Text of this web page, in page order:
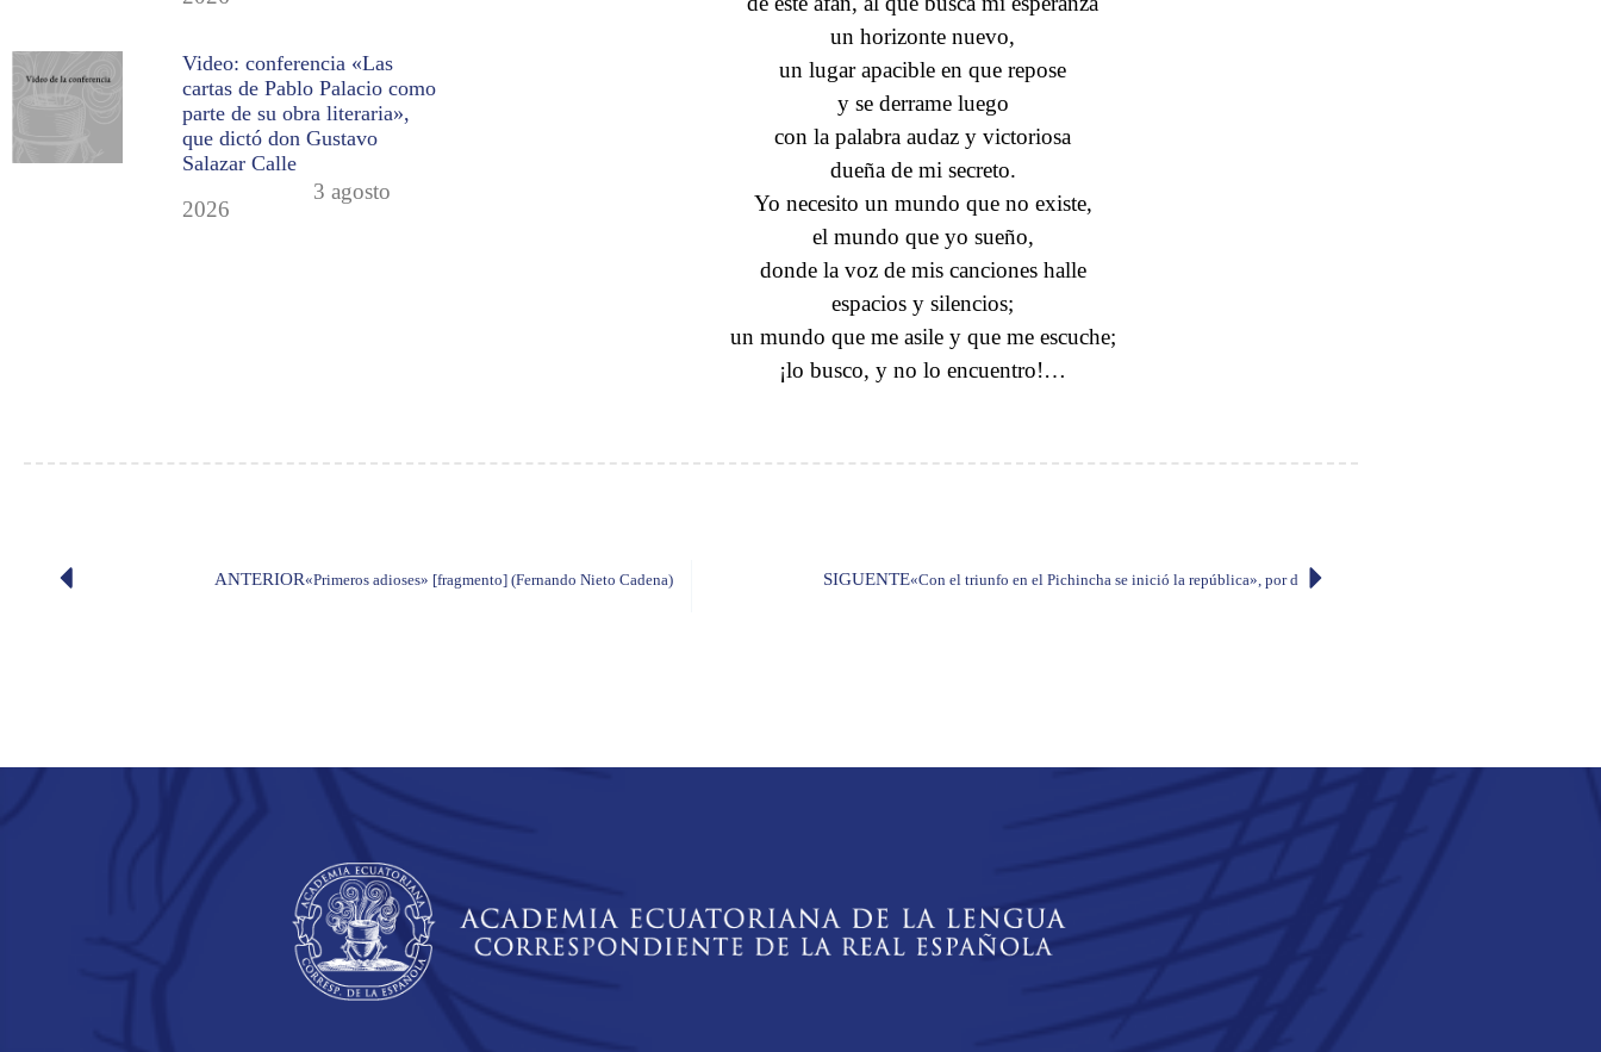
Video: conferencia «Las
cartas de Pablo Palacio como
parte de su obra literaria»,
que dictó don Gustavo
Salazar Calle
3 agosto
2026
un horizonte nuevo,
un lugar apacible en que repose
y se derrame luego
con la palabra audaz y victoriosa
dueña de mi secreto.
Yo necesito un mundo que no existe,
el mundo que yo sueño,
donde la voz de mis canciones halle
espacios y silencios;
un mundo que me asile y que me escuche;
¡lo busco, y no lo encuentro!…
ANTERIOR«Primeros adioses» [fragmento] (Fernando Nieto Cadena) SIGUENTE«Con el triunfo en el Pichincha se inició la república», por don Gonzalo Ortiz